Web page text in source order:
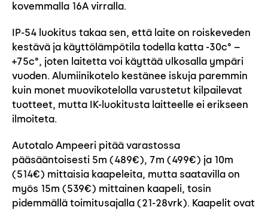
kovemmalla 16A virralla.
IP-54 luokitus takaa sen, että laite on roiskeveden
kestävä ja käyttölämpötila todella katta -30c° –
+75c°, joten laitetta voi käyttää ulkosalla ympäri
vuoden. Alumiinikotelo kestänee iskuja paremmin
kuin monet muovikotelolla varustetut kilpailevat
tuotteet, mutta IK-luokitusta laitteelle ei erikseen
ilmoiteta.
Autotalo Ampeeri pitää varastossa
pääsääntoisesti 5m (489€), 7m (499€) ja 10m
(514€) mittaisia kaapeleita, mutta saatavilla on
myös 15m (539€) mittainen kaapeli, tosin
pidemmällä toimitusajalla (21-28vrk). Kaapelit ovat